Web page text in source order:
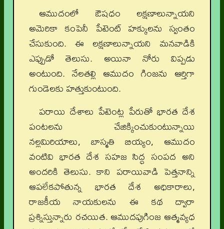
ఆముదంలో ఔషధం లక్షణాలున్నాయని
అమెరికా కంపెనీ పేటెంట్‌ హక్కులను స్వంతం
చేసుకుంది. ఈ లక్షణాలున్నాయని మనవాడికి
ఎప్పుడో తెలుసు. అయినా నోరు విప్పడు
అంటుంది. నేలతల్లి ఆముదం గింజను ఆర్తిగా
గుండెలకు హత్తుకుంటుంది.
పరాయి దేశాలు పేటెంట్ల పేరుతో భారత దేశ
పంటలను చేజిక్కించుకుంటున్నాయి
నల్లమిరియాలు, బాస్మతి బియ్యం, ఆముదం
వంటివి భారత దేశ సహజ సిద్ధ సంపద అని
అందరికి తెలుసు. కాని పరాయివాడి పెత్తనాన్ని
ఆపలేకపోతున్న భారత దేశ అధికారాలు,
రాజకీయ నాయకులను ఈ కథ ద్వారా
ప్రశ్నిస్తున్నారు రచయిత. ఆముదపుగింజ ఆత్మవ్యధ